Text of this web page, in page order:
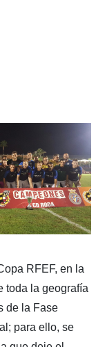
RFEF, en la
toda la geografía
de la Fase
para ello, se